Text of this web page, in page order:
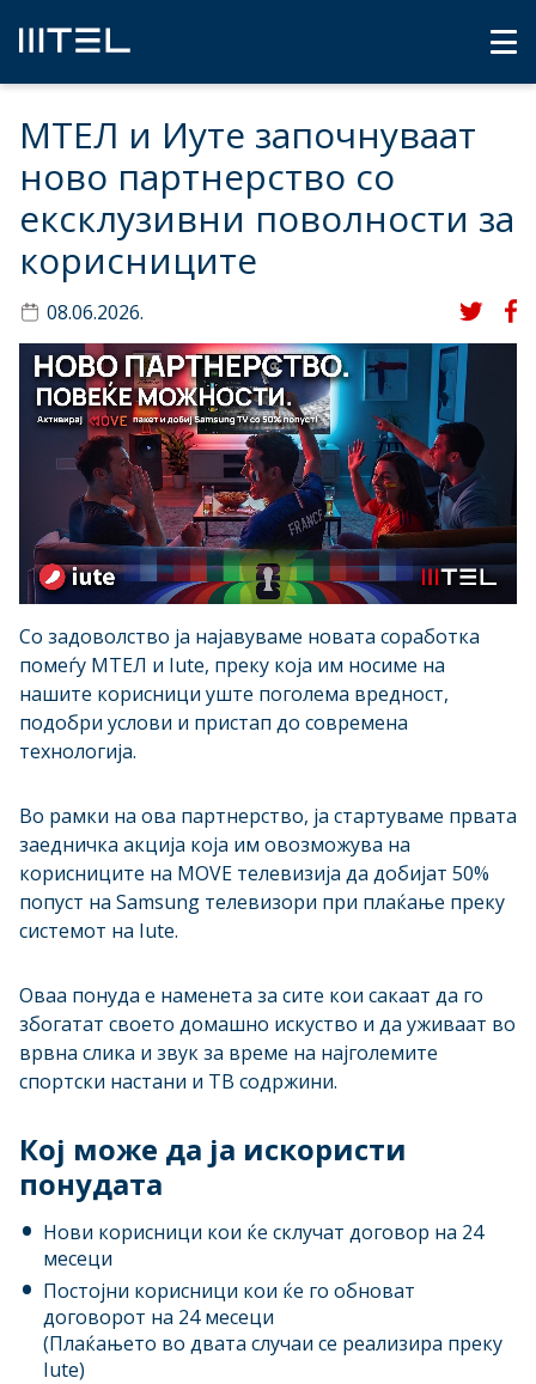
МТЕЛ и Иуте започнуваат
ново партнерство со
ексклузивни поволности за
корисниците
08.06.2026.
Со задоволство ја најавуваме новата соработка
помеѓу МТЕЛ и Iute, преку која им носиме на
нашите корисници уште поголема вредност,
подобри услови и пристап до современа
технологија.
Во рамки на ова партнерство, ја стартуваме првата
заедничка акција која им овозможува на
корисниците на MOVE телевизија да добијат 50%
попуст на Samsung телевизори при плаќање преку
системот на Iute.
Оваа понуда е наменета за сите кои сакаат да го
збогатат своето домашно искуство и да уживаат во
врвна слика и звук за време на најголемите
спортски настани и ТВ содржини.
Кој може да ја искористи
понудата
Нови корисници кои ќе склучат договор на 24
месеци
Постојни корисници кои ќе го обноват
договорот на 24 месеци
(Плаќањето во двата случаи се реализира преку
Iute)